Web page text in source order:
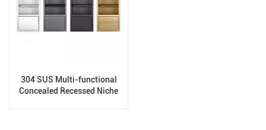
304 SUS Multi-functional
Concealed Recessed Niche